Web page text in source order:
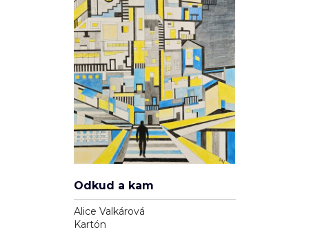
Odkud a kam
Alice Valkárová
Kartón